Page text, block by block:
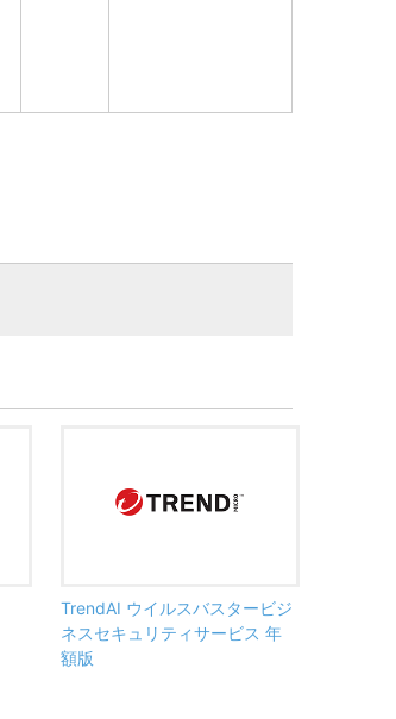
TrendAI ウイルスバスタービジ
ネスセキュリティサービス 年
額版